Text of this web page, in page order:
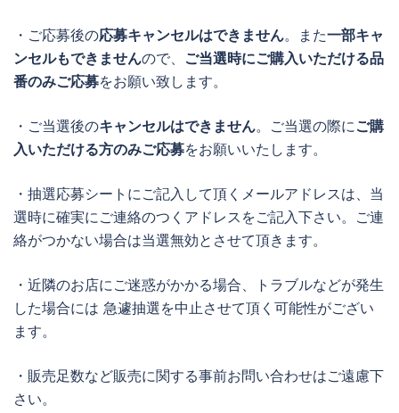
・ご応募後の応募キャンセルはできません。また一部キャ
ンセルもできませんので、 ご当選時にご購入いただける品
番のみご応募をお願い致します。
・ご当選後のキャンセルはできません。ご当選の際に ご購
入いただける方のみご応募をお願いいたします。
・抽選応募シートにご記入して頂くメールアドレスは、当
選時に確実にご連絡のつくアドレスをご記入下さい。ご連
絡がつかない場合は当選無効とさせて頂きます。
・近隣のお店にご迷惑がかかる場合、トラブルなどが発生
した場合には 急遽抽選を中止させて頂く可能性がござい
ます。
・販売足数など販売に関する事前お問い合わせはご遠慮下
さい。